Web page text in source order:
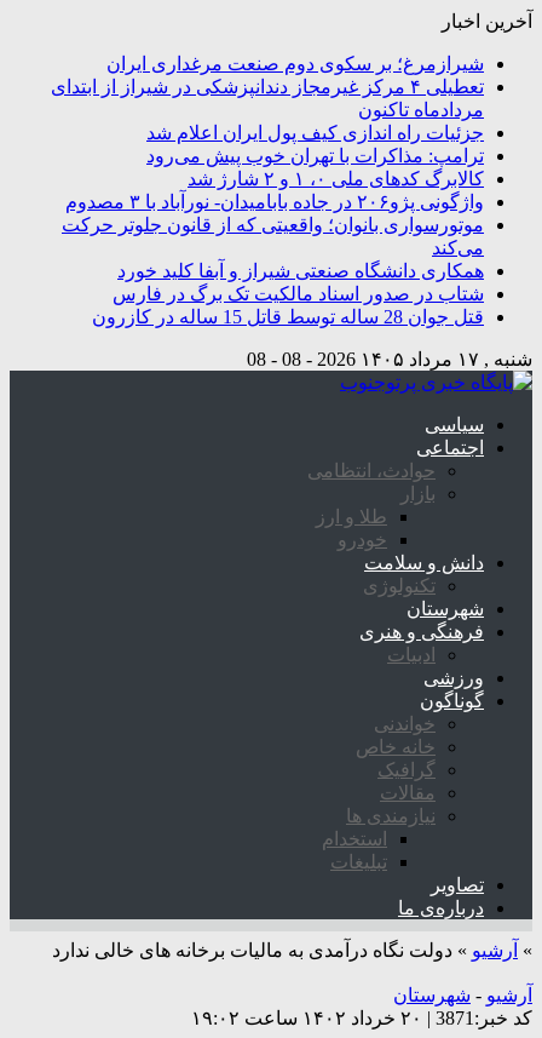
آخرین اخبار
شیرازمرغ؛ بر سکوی دوم صنعت مرغداری ایران
تعطیلی ۴ مرکز غیرمجاز دندانپزشکی در شیراز از ابتدای
مردادماه تاکنون
جزئیات راه اندازی کیف پول ایران اعلام شد
ترامپ: مذاکرات با تهران خوب پیش می‌رود
کالابرگ کدهای ملی ۰، ۱ و ۲ شارژ شد
واژگونی پژو۲۰۶ در جاده بابامیدان- نورآباد با ۳ مصدوم
موتورسواری بانوان؛ واقعیتی که از قانون جلوتر حرکت
می‌کند
همکاری دانشگاه صنعتی شیراز و آبفا کلید خورد
شتاب در صدور اسناد مالکیت تک برگ در فارس
قتل جوان 28 ساله توسط قاتل 15 ساله در کازرون
شنبه , ۱۷ مرداد ۱۴۰۵ 2026 - 08 - 08
سیاسی
اجتماعی
حوادث، انتظامی
بازار
طلا و ارز
خودرو
دانش و سلامت
تکنولوژی
شهرستان
فرهنگی و هنری
ادبیات
ورزشی
گوناگون
خواندنی
خانه خاص
گرافیک
مقالات
نیازمندی ها
استخدام
تبلیغات
تصاویر
درباره‌ی ما
» آرشیو » دولت نگاه درآمدی به مالیات برخانه های خالی ندارد
آرشیو - شهرستان
کد خبر:3871 | ۲۰ خرداد ۱۴۰۲ ساعت ۱۹:۰۲